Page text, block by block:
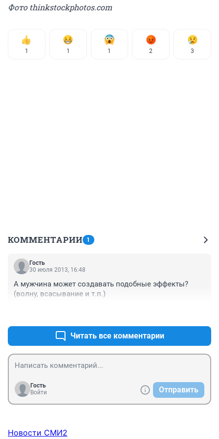
Фото thinkstockphotos.com
1 1 1 2 3
КОММЕНТАРИИ 1
Гость
30 июля 2013, 16:48
А мужчина может создавать подобные эффекты?
(волну, всасывание и т.п.)
Читать все комментарии
Гость
Войти
Отправить
Новости СМИ2